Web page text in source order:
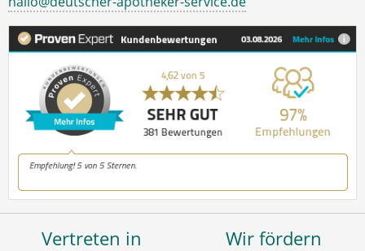
Vertreten in Wir fördern